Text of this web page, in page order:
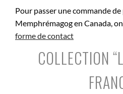
Pour passer une commande
Memphrémagog en Canada,
forme de contact
COLLECTION